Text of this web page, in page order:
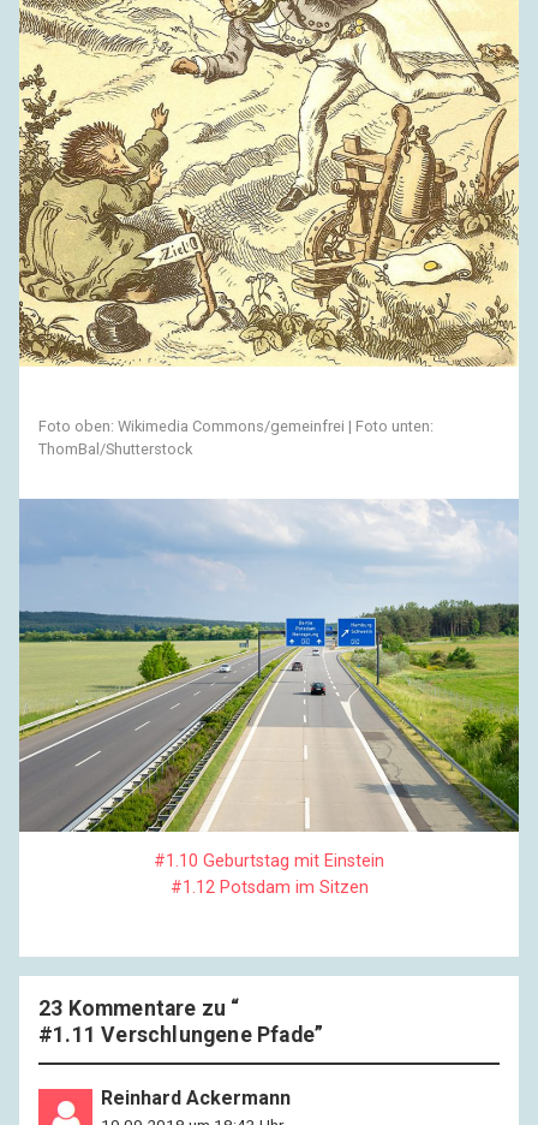
Foto oben: Wikimedia Commons/gemeinfrei | Foto unten:
ThomBal/Shutterstock
#1.10 Geburtstag mit Einstein
#1.12 Potsdam im Sitzen
23 Kommentare zu “
#1.11 Verschlungene Pfade”
Reinhard Ackermann